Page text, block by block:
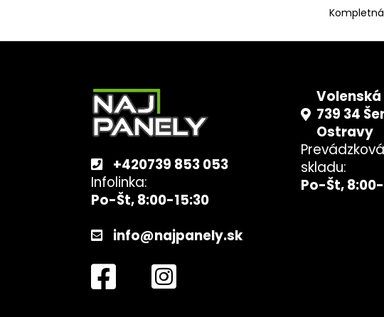
+420739 853 053
Infolinka:
Po-Št, 8:00-15:30
info@najpanely.sk
Volenská
739 34
Ostravy
skladu:
Po-Št,